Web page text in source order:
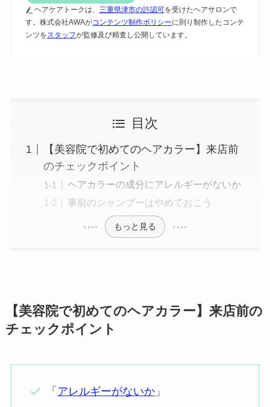
ヘアケアトークは、 三重県津市の許認可を受けたヘアサロンで
す。株式会社AWAがコンテンツ制作ポリシーに則り制作したコンテ
ンツを スタッフが監修及び精査し公開しています。
目次
【美容院で初めてのヘアカラー】来店前
のチェックポイント
ヘアカラーの成分にアレルギーがないか
事前のシャンプーはやめておこう
もっと見る
【美容院で初めてのヘアカラー】 来店前の
チェックポイント
「 アレルギーがないか 」